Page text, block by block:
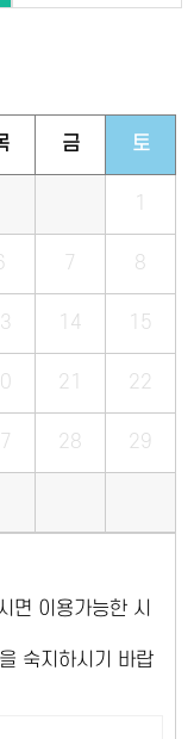
금 토
1
7 8
14 15
21 22
28 29
면 이용가능한 시
숙지하시기 바랍